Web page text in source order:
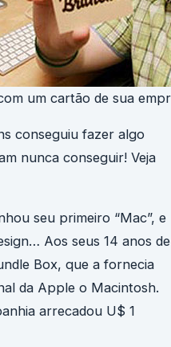
um cartão de sua
conseguiu fazer algo
nunca conseguir! Veja
seu primeiro “Mac”, e
Aos seus 14 anos de
Box, que a fornecia
da Apple o Macintosh.
arrecadou U$ 1